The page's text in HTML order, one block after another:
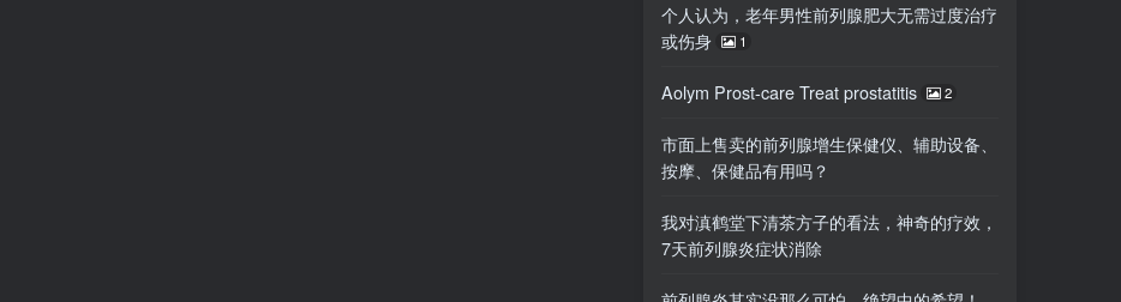
个人认为，老年男性前列腺肥大无需过度治疗
或伤身
1
Aolym Prost-care Treat prostatitis 2
市面上售卖的前列腺增生保健仪、辅助设备、
按摩、保健品有用吗？
我对滇鹤堂下清茶方子的看法，神奇的疗效，
7天前列腺炎症状消除